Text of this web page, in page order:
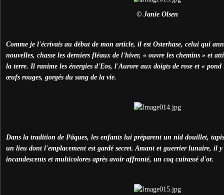
© Janie Olsen
Comme je l'écrivais au début de mon article, il est Osterhase, celui qui
nouvelles, chasse les derniers fléaux de l'hiver, « ouvre les chemins » et
la terre. Il ranime les énergies d'Eos, l'Aurore aux doigts de rose et « pond
œufs rouges, gorgés du sang de la vie.
Dans la tradition de Pâques, les enfants lui préparent un nid douillet,
un lieu dont l'emplacement est gardé secret. Amant et guerrier lunaire, il y
incandescents et multicolores après avoir affronté, un coq cuirassé d'or.